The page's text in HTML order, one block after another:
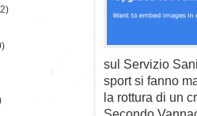
sul Servizio
sport si fanno
la rottura di un